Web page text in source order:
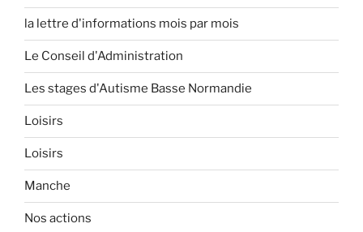
la lettre d'informations mois par mois
Le Conseil d'Administration
Les stages d'Autisme Basse Normandie
Loisirs
Loisirs
Manche
Nos actions